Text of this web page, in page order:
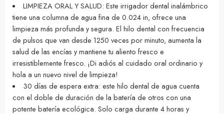
LIMPIEZA ORAL Y SALUD: Este irrigador dental inalámbrico
tiene una columna de agua fina de 0.024 in, ofrece una
limpieza más profunda y segura. El hilo dental con frecuencia
de pulsos que van desde 1250 veces por minuto, aumenta la
salud de las encías y mantiene tu aliento fresco e
irresistiblemente fresco. ¡Di adiós al cuidado oral ordinario y
hola a un nuevo nivel de limpieza!
30 días de espera extra: este hilo dental de agua cuenta
con el doble de duración de la batería de otros con una
potente batería ecológica. Solo carga durante 4 horas y